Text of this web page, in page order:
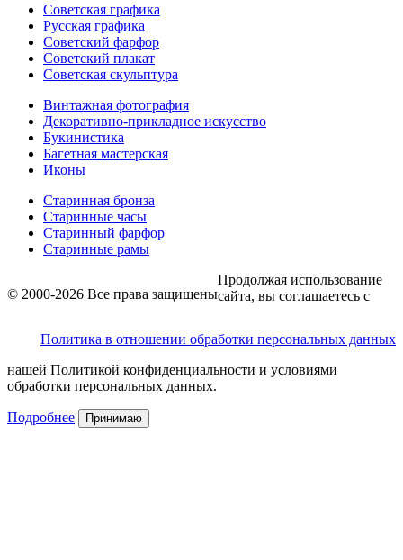
Советская графика
Русская графика
Советский фарфор
Советский плакат
Советская скульптура
Винтажная фотография
Декоративно-прикладное искусство
Букинистика
Багетная мастерская
Иконы
Старинная бронза
Старинные часы
Старинный фарфор
Старинные рамы
© 2000-2026 Все права защищены
Политика в отношении обработки персональных данных
Продолжая использование
сайта, вы соглашаетесь с
нашей Политикой конфиденциальности и условиями
обработки персональных данных.
Подробнее Принимаю